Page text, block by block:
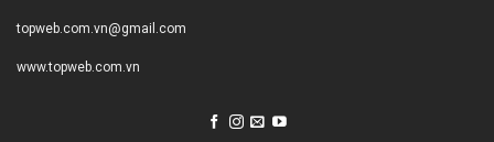
topweb.com.vn@gmail.com
www.topweb.com.vn